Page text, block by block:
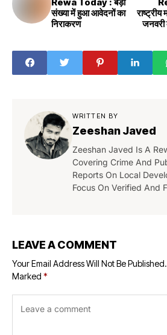
संख्या में हुआ आवेदनों का
निराकरण
जनवरी
WRITTEN BY
Zeeshan Javed
Zeeshan Javed Is A
Covering Crime And
Reports On Local
Focus On Verified And
LEAVE A COMMENT
Your Email Address Will Not Be Published.
Marked *